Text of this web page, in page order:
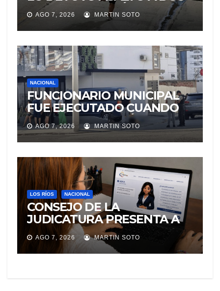
MUJERES Y HUYÓ
BRINCANDO.
AGO 7, 2026 MARTIN SOTO
NACIONAL
FUNCIONARIO MUNICIPAL
FUE EJECUTADO CUANDO
IBA A UNA REUNIÓN DE
TRABAJO EN MANTA
AGO 7, 2026 MARTIN SOTO
LOS RÍOS NACIONAL
CONSEJO DE LA
JUDICATURA PRESENTA A
«Adila», LA ASISTENTE
VIRTUAL QUE ORIENTA A LA
CIUDADANÍA SOBRE
AGO 7, 2026 MARTIN SOTO